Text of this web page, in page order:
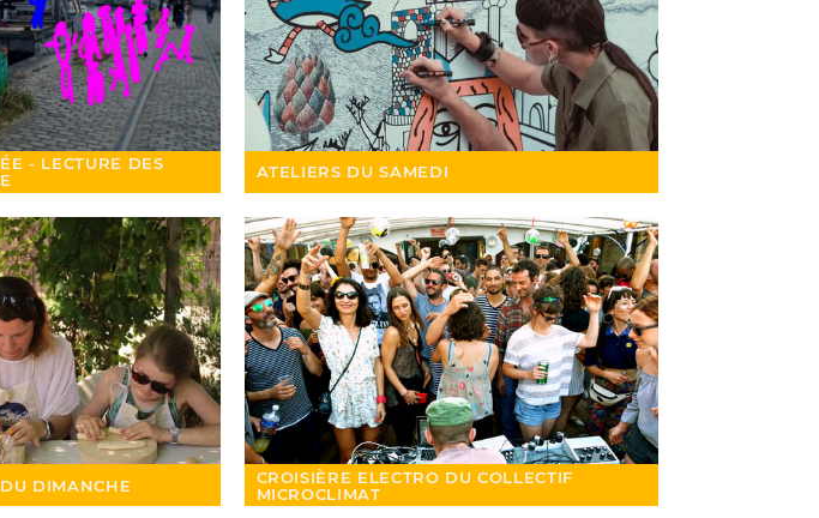
- LECTURE DES
ATELIERS DU SAMEDI
DIMANCHE
CROISIÈRE ELECTRO DU COLLECTIF
MICROCLIMAT